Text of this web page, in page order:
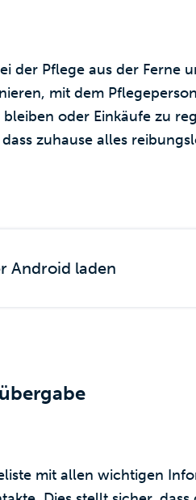
der Pflege aus der Ferne
mit dem
oder Einkäufe zu
zuhause alles
Android laden
mit allen wichtigen